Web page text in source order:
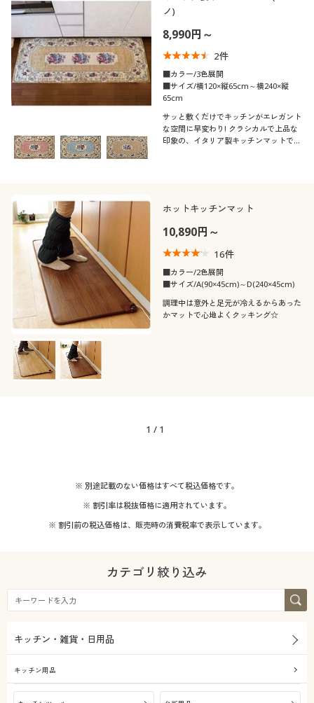
ノ)
8,990円～
2件
■カラー/3色展開
■サイズ/横120×縦65cm～横240×縦
65cm
サッと敷くだけでキッチンがエレガント
な空間に早変わり! クラシカルで上品な
印象の、イタリア製キッチンマットで
ホットキッチンマット
10,890円～
16件
■カラー/2色展開
■サイズ/A(90×45cm)～D(240×45cm)
調理中は意外と足元が冷えるからあった
かマットで心地よくクッキング☆
1 / 1
※ 別途記載のない価格はすべて税込価格です。
※ 割引率は税抜価格に適用されています。
※ 割引前の税込価格は、販売時の消費税率で表示しています。
カテゴリ絞り込み
キッチン・雑貨・日用品
キッチン用品